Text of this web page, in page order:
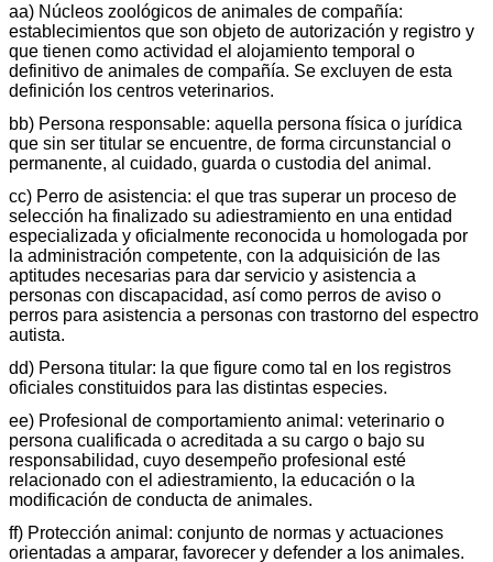
aa) Núcleos zoológicos de animales de compañía:
establecimientos que son objeto de autorización y registro y
que tienen como actividad el alojamiento temporal o
definitivo de animales de compañía. Se excluyen de esta
definición los centros veterinarios.
bb) Persona responsable: aquella persona física o jurídica
que sin ser titular se encuentre, de forma circunstancial o
permanente, al cuidado, guarda o custodia del animal.
cc) Perro de asistencia: el que tras superar un proceso de
selección ha finalizado su adiestramiento en una entidad
especializada y oficialmente reconocida u homologada por
la administración competente, con la adquisición de las
aptitudes necesarias para dar servicio y asistencia a
personas con discapacidad, así como perros de aviso o
perros para asistencia a personas con trastorno del espectro
autista.
dd) Persona titular: la que figure como tal en los registros
oficiales constituidos para las distintas especies.
ee) Profesional de comportamiento animal: veterinario o
persona cualificada o acreditada a su cargo o bajo su
responsabilidad, cuyo desempeño profesional esté
relacionado con el adiestramiento, la educación o la
modificación de conducta de animales.
ff) Protección animal: conjunto de normas y actuaciones
orientadas a amparar, favorecer y defender a los animales.